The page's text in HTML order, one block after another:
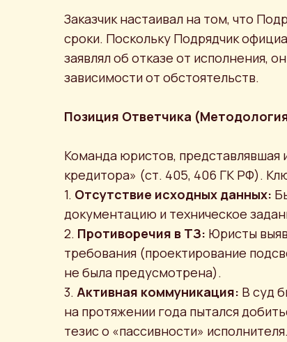
Заказчик настаивал на том, что
сроки. Поскольку Подрядчик
заявлял об отказе от исполнения,
зависимости от обстоятельств.
Позиция Ответчика
Команда юристов, представлявшая
кредитора» (ст. 405, 406 ГК РФ).
1. Отсутствие исходных данных:
документацию и техническое
2. Противоречия в ТЗ: Юристы
требования (проектирование
не была предусмотрена).
3. Активная коммуникация: В суд
на протяжении года пытался
тезис о «пассивности» исполнителя.